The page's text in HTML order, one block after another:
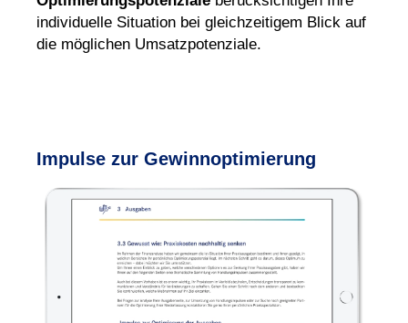
individuelle Situation bei gleichzeitigem Blick auf
die möglichen Umsatzpotenziale.
Impulse zur Gewinnoptimierung